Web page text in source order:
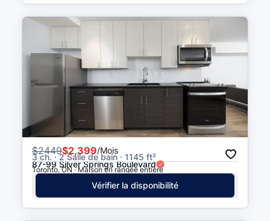
$2449$2,399/Mois
3 ch. · 2 Salle de bain · 1145 ft²
87-99 Silver Springs Boulevard
Toronto, ON · Maison en rangée entière
Vérifier la disponibilité